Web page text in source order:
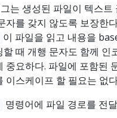
는 생성된 파일이 텍스트
자를 갖지 않도록 보장한
이 파일을 읽고 내용을
할 때 개행 문자도 함께 인
중요하다. 파일에 포함된
이스케이프 할 필요는 없
명령어에 파일 경로를 전